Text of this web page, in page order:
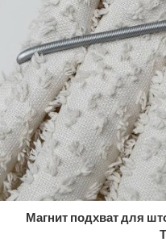
Магнит подхват для